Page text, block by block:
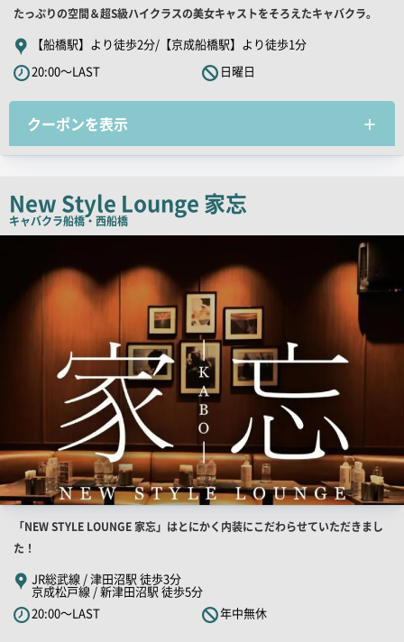
舗
PR
キ
ャ
ッ
コ
たっぷりの空間＆超S級ハイクラスの美女キャストをそろえたキャバクラ。
【船橋駅】より徒歩2分/【京成船橋駅】より徒歩1分
20:00～LAST
日曜日
クーポンを表示
New Style Lounge 家忘
キャバクラ船橋・西船橋
店
店
舗
PR
キ
ャ
「NEW STYLE LOUNGE 家忘」はとにかく内装にこだわらせていただきまし
た！
JR総武線 / 津田沼駅 徒歩3分
京成松戸線 / 新津田沼駅 徒歩5分
20:00～LAST
年中無休